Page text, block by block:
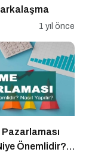
1 yıl önce
Pazarlaması
Önemlidir?